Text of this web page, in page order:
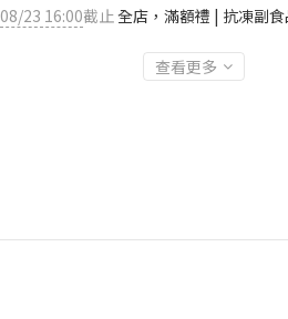
08/23 16:00截止全店，滿額禮 | 抗凍副
查看更多